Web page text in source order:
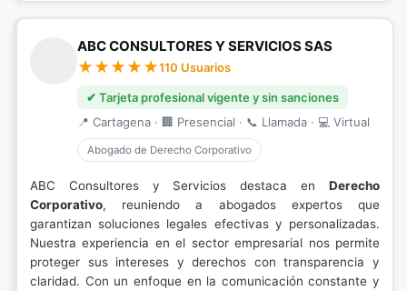
ABC CONSULTORES Y SERVICIOS SAS
110 Usuarios
✔ Tarjeta profesional vigente y sin sanciones
📍 Cartagena · 🏢 Presencial · 📞 Llamada · 💻 Virtual
Abogado de Derecho Corporativo
ABC Consultores y Servicios destaca en Derecho
Corporativo, reuniendo a abogados expertos que
garantizan soluciones legales efectivas y personalizadas.
Nuestra experiencia en el sector empresarial nos permite
proteger sus intereses y derechos con transparencia y
claridad. Con un enfoque en la comunicación constante y